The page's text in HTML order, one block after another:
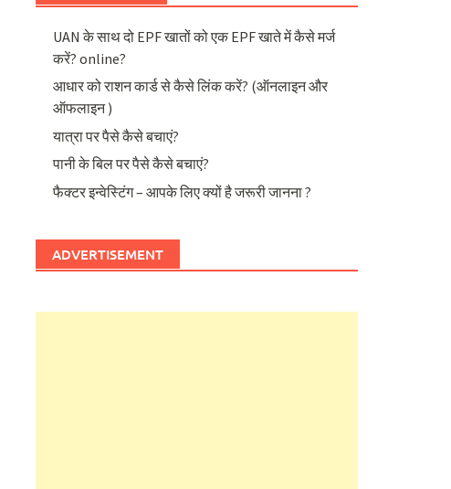
UAN के साथ दो EPF खातों को एक EPF खाते में कैसे मर्ज
करें? online?
आधार को राशन कार्ड से कैसे लिंक करें? (ऑनलाइन और
ऑफलाइन )
यात्रा पर पैसे कैसे बचाएं?
पानी के बिल पर पैसे कैसे बचाएं?
फैक्टर इन्वेस्टिंग – आपके लिए क्यों है जरूरी जानना ?
ADVERTISEMENT